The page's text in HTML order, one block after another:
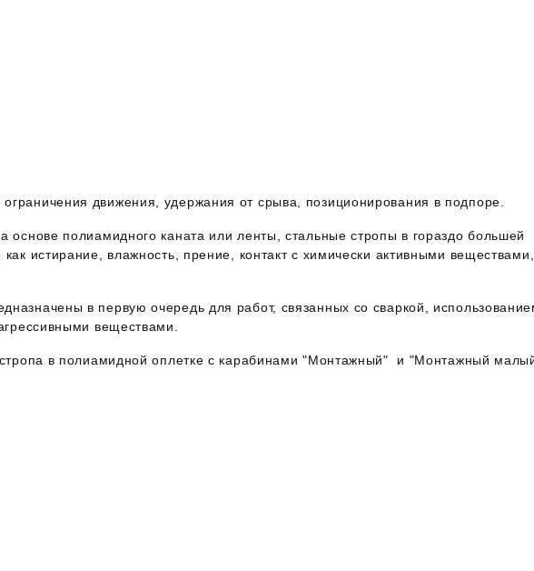
движения, удержания от срыва, позиционирования в подпоре.
основе полиамидного каната или ленты, стальные стропы в гораздо большей
истирание, влажность, прение, контакт с химически активными веществами,
в первую очередь для работ, связанных со сваркой,
веществами.
стропа в полиамидной оплетке с карабинами "Монтажный" и "Монтажный